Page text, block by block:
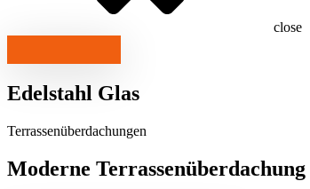
close
Edelstahl Glas
Terrassenüberdachungen
Moderne Terrassenüberdachung